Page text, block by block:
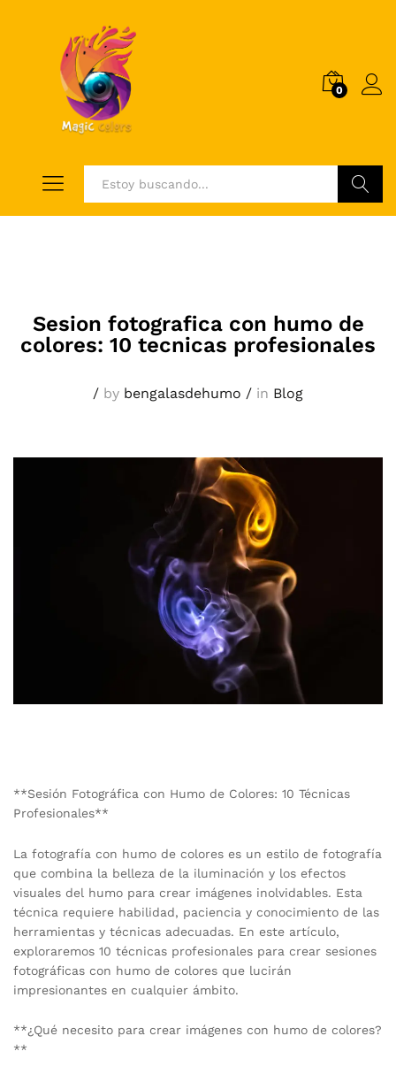
0
Sesion fotografica con humo de
colores: 10 tecnicas profesionales
/ by bengalasdehumo / in Blog
**Sesión Fotográfica con Humo de Colores: 10 Técnicas
Profesionales**
La fotografía con humo de colores es un estilo de fotografía
que combina la belleza de la iluminación y los efectos
visuales del humo para crear imágenes inolvidables. Esta
técnica requiere habilidad, paciencia y conocimiento de las
herramientas y técnicas adecuadas. En este artículo,
exploraremos 10 técnicas profesionales para crear sesiones
fotográficas con humo de colores que lucirán
impresionantes en cualquier ámbito.
**¿Qué necesito para crear imágenes con humo de colores?
**